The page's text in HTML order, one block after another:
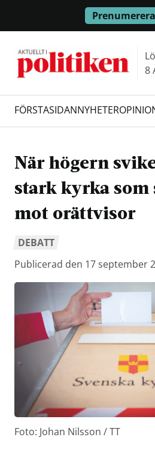
innehållet
headern
Prenumerera
8
FÖRSTASIDANNYHETER
När högern
stark kyrka som
mot orättvisor
DEBATT
Publicerad den 17 september
Foto: Johan Nilsson / TT